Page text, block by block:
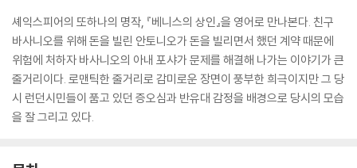
셰익스피어의 또하나의 명작, 『베니스의 상인』을 영어로 만나본다. 친구
바사니오를 위해 돈을 빌린 안토니오가 돈을 빌리면서 했던 계약 때문에
위험에 처하자 바사니오의 아내 포샤가 문제를 해결해 나가는 이야기가 큰
줄거리이다. 로맨틱한 줄거리로 감미로운 장면이 풍부한 희극이지만 그 당
시 런던시민들이 품고 있던 증오심과 반유대 감정을 배경으로 당시의 모습
을 잘 그리고 있다.